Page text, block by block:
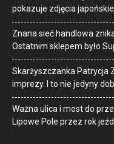
pokazuje zdjęcia
Znana sieć handlowa
Ostatnim sklepem było
Skarżyszczanka Patrycja
imprezy. I to nie jedyny
Ważna ulica i most do
Lipowe Pole przez rok